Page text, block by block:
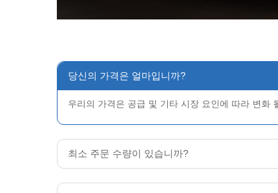
당신의 가격은 얼마입니까?
우리의 가격은 공급 및 기타 시장 요인에 따라 변화
최소 주문 수량이 있습니까?